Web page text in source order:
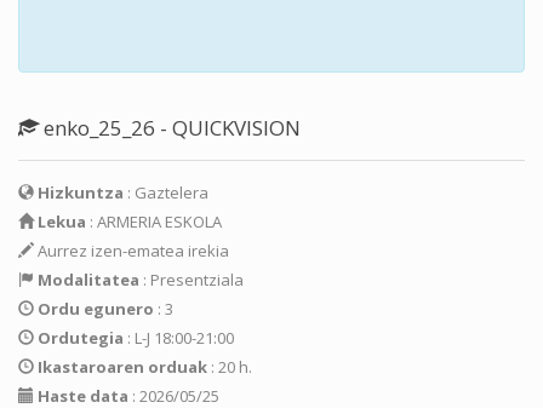
enko_25_26 - QUICKVISION
Hizkuntza : Gaztelera
Lekua : ARMERIA ESKOLA
Aurrez izen-ematea irekia
Modalitatea : Presentziala
Ordu egunero : 3
Ordutegia : L-J 18:00-21:00
Ikastaroaren orduak : 20 h.
Haste data : 2026/05/25